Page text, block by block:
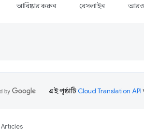
আবিষ্কার করুন বেসলাইন আরও
এই পৃষ্ঠাটিCloud Translation API
Articles